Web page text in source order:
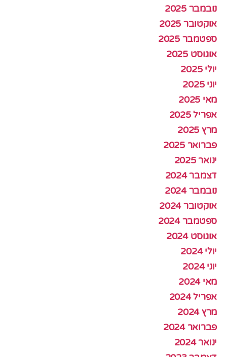
נובמבר 2025
אוקטובר 2025
ספטמבר 2025
אוגוסט 2025
יולי 2025
יוני 2025
מאי 2025
אפריל 2025
מרץ 2025
פברואר 2025
ינואר 2025
דצמבר 2024
נובמבר 2024
אוקטובר 2024
ספטמבר 2024
אוגוסט 2024
יולי 2024
יוני 2024
מאי 2024
אפריל 2024
מרץ 2024
פברואר 2024
ינואר 2024